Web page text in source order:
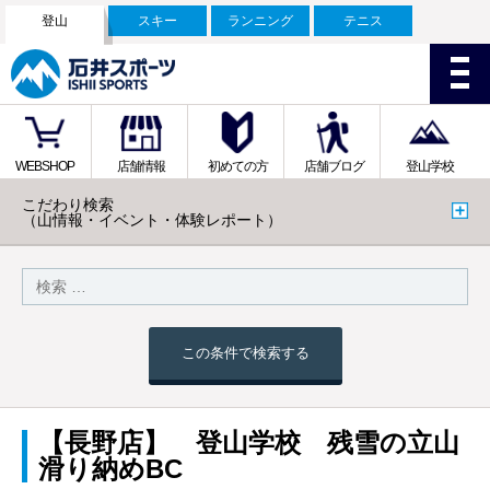
登山 スキー ランニング テニス
WEBSHOP 店舗情報 初めての方 店舗ブログ 登山学校
こだわり検索
（山情報・イベント・体験レポート）
この条件で検索する
【長野店】 登山学校 残雪の立山
滑り納めBC